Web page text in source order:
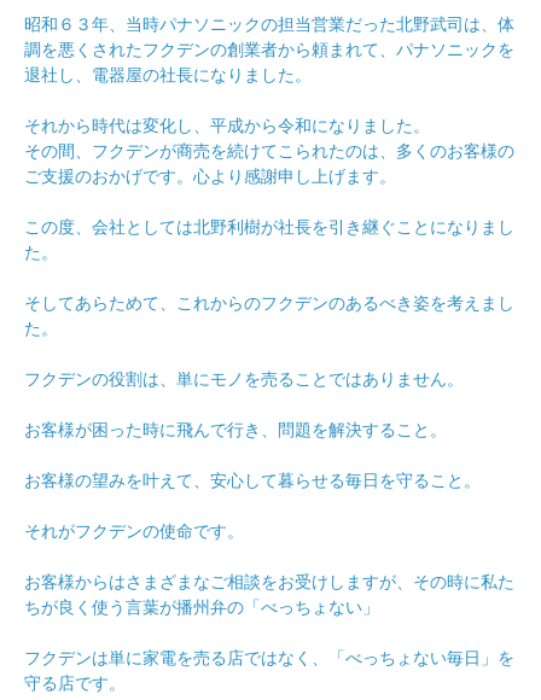
昭和６３年、当時パナソニックの担当営業だった北野武司は、体
調を悪くされたフクデンの創業者から頼まれて、パナソニックを
退社し、電器屋の社長になりました。
それから時代は変化し、平成から令和になりました。
その間、フクデンが商売を続けてこられたのは、多くのお客様の
ご支援のおかげです。心より感謝申し上げます。
この度、会社としては北野利樹が社長を引き継ぐことになりまし
た。
そしてあらためて、これからのフクデンのあるべき姿を考えまし
た。
フクデンの役割は、単にモノを売ることではありません。
お客様が困った時に飛んで行き、問題を解決すること。
お客様の望みを叶えて、安心して暮らせる毎日を守ること。
それがフクデンの使命です。
お客様からはさまざまなご相談をお受けしますが、その時に私た
ちが良く使う言葉が播州弁の「べっちょない」
フクデンは単に家電を売る店ではなく、「べっちょない毎日」を
守る店です。